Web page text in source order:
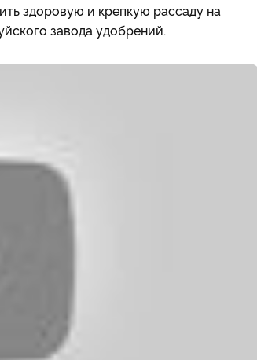
здоровую и крепкую рассаду на
завода удобрений.